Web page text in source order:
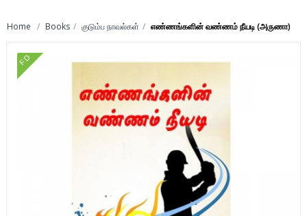
Home Books குடும்ப நாவல்கள் எண்ணங்களின் வண்ணம் நீயடி (அருணா)
FD